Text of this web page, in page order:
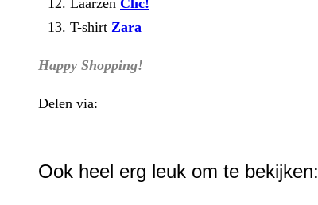
T-shirt Zara
Happy Shopping!
Delen via:
Ook heel erg leuk om te bekijken: